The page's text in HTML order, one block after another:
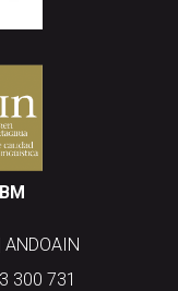
300 731